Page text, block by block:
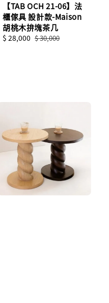
【TAB OCH 21-06】法
櫃傢具 設計款-Maison
胡桃木拚塊茶几
Sale
$ 28,000 Regular
$ 30,000